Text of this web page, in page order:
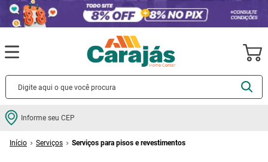
Informe seu CEP
Serviços Serviços para pisos e revestimentos